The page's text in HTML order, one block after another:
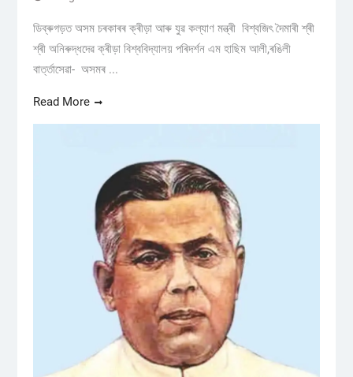
ডিব্ৰুগড়ত অসম চৰকাৰৰ ক্ৰীড়া আৰু যুৱ কল্যাণ মন্ত্ৰী বিশ্বজিৎ দৈমাৰী শ্ৰী
শ্ৰী অনিৰুদ্ধদেৱ ক্ৰীড়া বিশ্ববিদ্যালয় পৰিদৰ্শন এম হাছিম আলী,ৰঙিলী
বাৰ্ত্তাসেৱা- অসমৰ ...
Read More